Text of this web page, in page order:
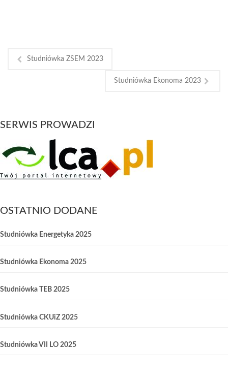
Studniówka ZSEM 2023
Studniówka Ekonoma 2023
SERWIS PROWADZI
OSTATNIO DODANE
Studniówka Energetyka 2025
Studniówka Ekonoma 2025
Studniówka TEB 2025
Studniówka CKUiZ 2025
Studniówka VII LO 2025